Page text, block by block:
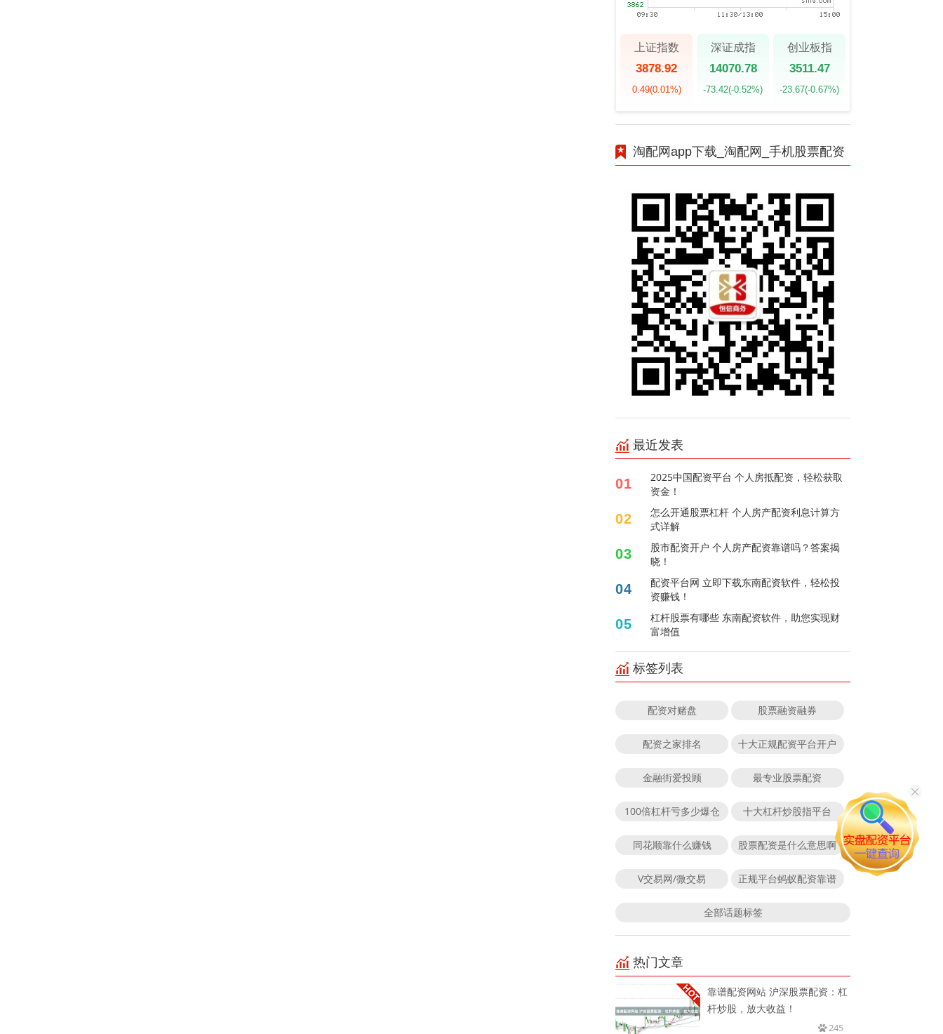
上证指数
3878.92
0.49(0.01%)
深证成指
14070.78
-73.42(-0.52%)
创业板指
3511.47
-23.67(-0.67%)
淘配网app下载_淘配网_手机股票配资
最近发表
01
2025中国配资平台 个人房抵配资，轻松获取
资金！
02
怎么开通股票杠杆 个人房产配资利息计算方
式详解
03
股市配资开户 个人房产配资靠谱吗？答案揭
晓！
04
配资平台网 立即下载东南配资软件，轻松投
资赚钱！
05
杠杆股票有哪些 东南配资软件，助您实现财
富增值
标签列表
配资对赌盘 股票融资融券
配资之家排名 十大正规配资平台开户
金融街爱投顾 最专业股票配资
100倍杠杆亏多少爆仓 十大杠杆炒股指平台
同花顺靠什么赚钱 股票配资是什么意思啊
V交易网/微交易 正规平台蚂蚁配资靠谱
全部话题标签
热门文章
靠谱配资网站 沪深股票配资：杠
杆炒股，放大收益！
245